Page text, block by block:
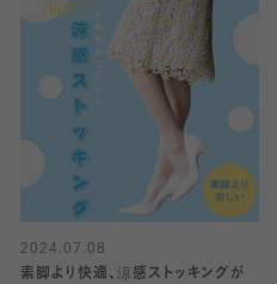
2024.07.08
素脚より快適、涼感ストッキングが